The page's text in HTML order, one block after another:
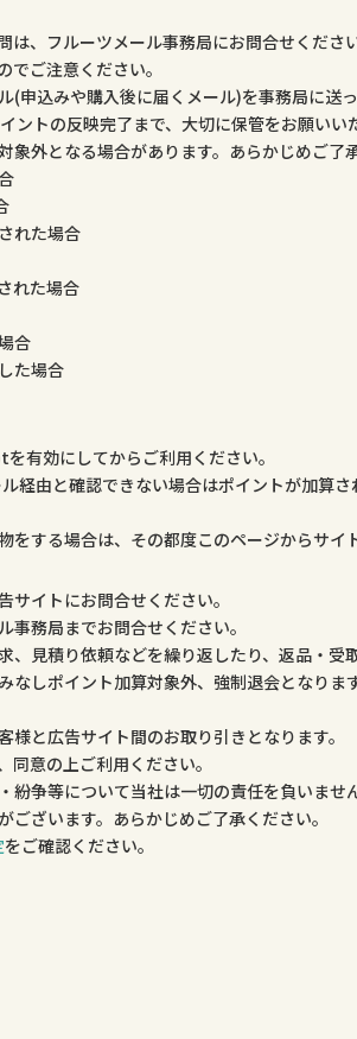
は、フルーツメール事務局にお問合せくださ
ご注意ください。
(申込みや購入後に届くメール)を事務局に送
ントの反映完了まで、大切に保管をお願いい
外となる場合があります。あらかじめご了
れた場合
れた場合
合
た場合
有効にしてからご利用ください。
経由と確認できない場合はポイントが加算
する場合は、その都度このページからサイ
イトにお問合せください。
務局までお問合せください。
、見積り依頼などを繰り返したり、返品・受
なしポイント加算対象外、強制退会となりま
と広告サイト間のお取り引きとなります。
意の上ご利用ください。
争等について当社は一切の責任を負いません
ざいます。あらかじめご了承ください。
をご確認ください。